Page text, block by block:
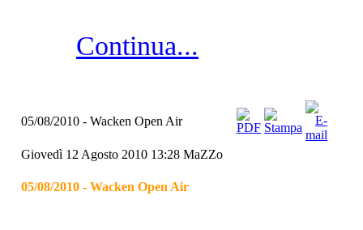
Continua...
05/08/2010 - Wacken Open Air
Giovedì 12 Agosto 2010 13:28 MaZZo
05/08/2010 - Wacken Open Air